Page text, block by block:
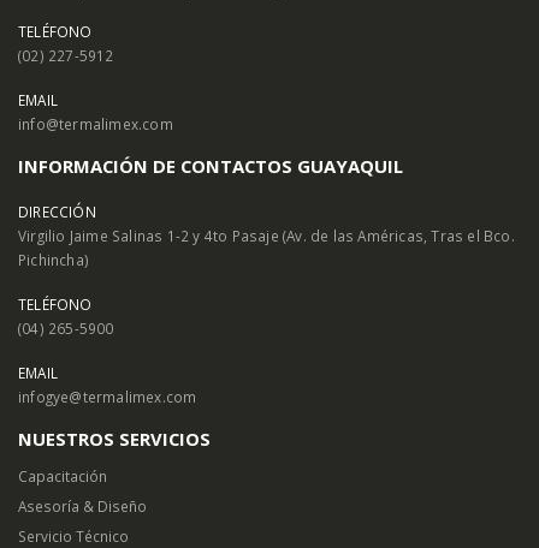
TELÉFONO
(02) 227-5912
EMAIL
info@termalimex.com
INFORMACIÓN DE CONTACTOS GUAYAQUIL
DIRECCIÓN
Virgilio Jaime Salinas 1-2 y 4to Pasaje (Av. de las Américas, Tras el Bco.
Pichincha)
TELÉFONO
(04) 265-5900
EMAIL
infogye@termalimex.com
NUESTROS SERVICIOS
Capacitación
Asesoría & Diseño
Servicio Técnico